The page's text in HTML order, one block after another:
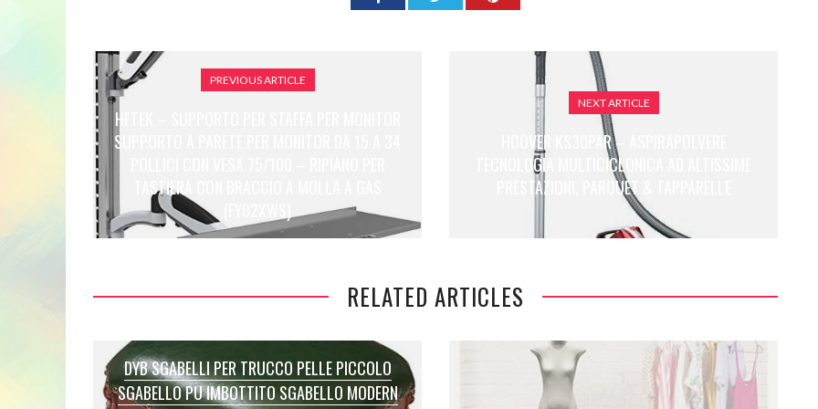
PREVIOUS ARTICLE
HFTEK – SUPPORTO PER STAFFA PER MONITOR
SUPPORTO A PARETE PER MONITOR DA 15 A 34
TASTIERA CON BRACCIO A MOLLA A GAS
NEXT ARTICLE
HOOVER KS30PAR – ASPIRAPOLVERE
TECNOLOGIA MULTICICLONICA AD ALTISSIME
PRESTAZIONI, PARQUET & TAPPARELLE
RELATED ARTICLES
DYB SGABELLI PER TRUCCO PELLE PICCOLO
SGABELLO PU IMBOTTITO SGABELLO MODERN